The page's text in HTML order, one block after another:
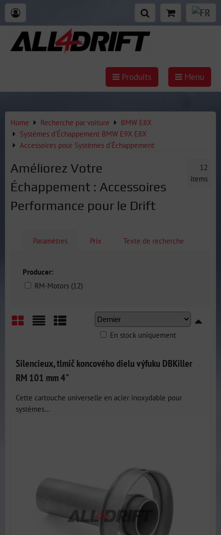
Produits Menu
Home Recherche par voiture
BMW E8X
Systèmes d'Échappement BMW E9X E8X
Accessoires pour Systèmes d'Échappement
Améliorez Votre
Échappement : Accessoires
Performance pour le Drift
12
items
Paramètres Prix Texte de recherche
Producer:
RM-Motors (12)
En stock uniquement
Silencieux, tlmič koncového dielu výfuku DBKiller
RM 101 mm 4"
Cette cartouche universelle en acier inoxydable pour
systèmes...